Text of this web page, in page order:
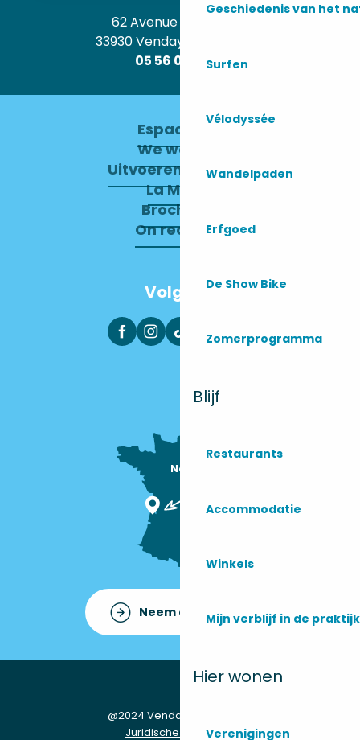
Geschiedenis van het
Surfen
Vélodyssée
Wandelpaden
Erfgoed
De Show Bike
Zomerprogramma
Blijf
Restaurants
Accommodatie
Winkels
Mijn verblijf in de praktijk
Hier wonen
Verenigingen
62 Avenue de l’Océan
33930 Vendays-Montalivet
05 56 09 30 12
Espace pro
We werven
Uitvoerend Comité
La Mairie
Brochures
On recrute !
Volg ons
Nous sommes
Neem contact op met
@2024 Vendays-Montalivet
Juridische informatie